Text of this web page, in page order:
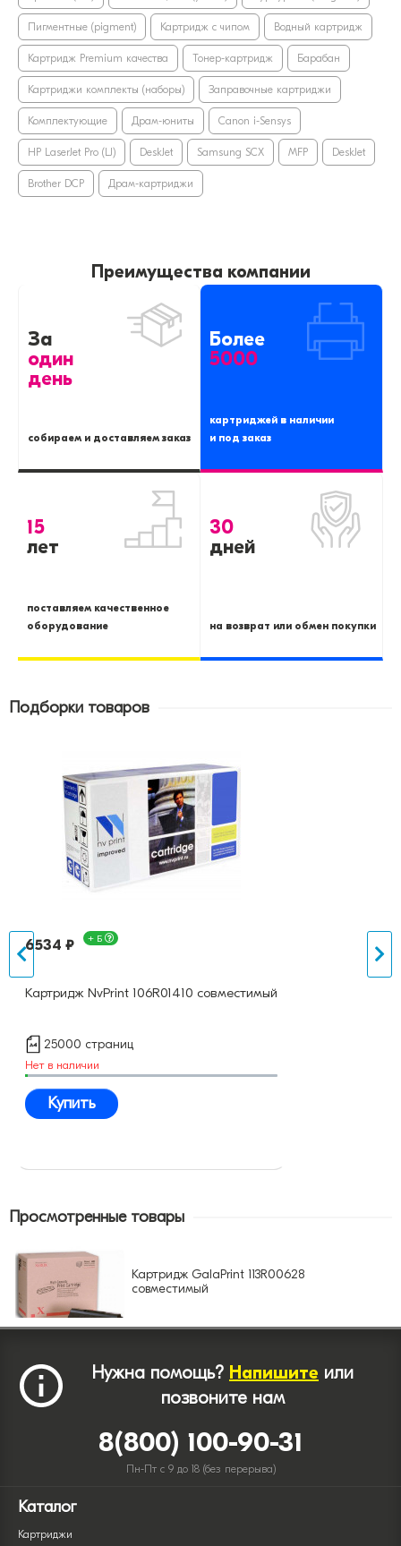
Пигментные (pigment) Картридж с чипом Водный картридж
Картридж Premium качества Тонер-картридж Барабан
Картриджи комплекты (наборы) Заправочные картриджи
Комплектующие Драм-юниты Canon i-Sensys
HP LaserJet Pro (LJ) DeskJet Samsung SCX MFP DeskJet
Brother DCP Драм-картриджи
Преимущества компании
За
один
день
собираем и доставляем заказ
Более
5000
картриджей в наличии
и под заказ
15
лет
поставляем качественное
оборудование
30
дней
на возврат или обмен покупки
Подборки товаров
6534 ₽ + Б
Картридж NvPrint 106R01410 совместимый
25000 страниц
Нет в наличии
Купить
Просмотренные товары
Картридж GalaPrint 113R00628
совместимый
Нужна помощь? Напишите или
позвоните нам
8(800) 100-90-31
Пн-Пт с 9 до 18 (без перерыва)
Каталог
Картриджи